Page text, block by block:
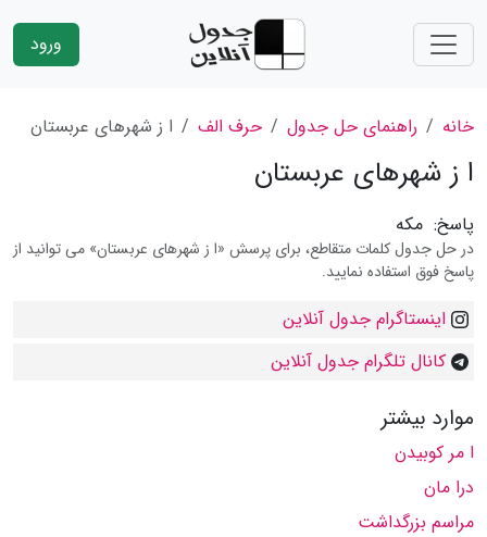
ورود
خانه راهنمای حل جدول حرف الف ا ز شهرهای عربستان
ا ز شهرهای عربستان
پاسخ: مکه
در حل جدول کلمات متقاطع، برای پرسش «ا ز شهرهای عربستان» می توانید از
پاسخ فوق استفاده نمایید.
اینستاگرام جدول آنلاین
کانال تلگرام جدول آنلاین
موارد بیشتر
ا مر كوبیدن
درا مان
مراسم بزرگداشت